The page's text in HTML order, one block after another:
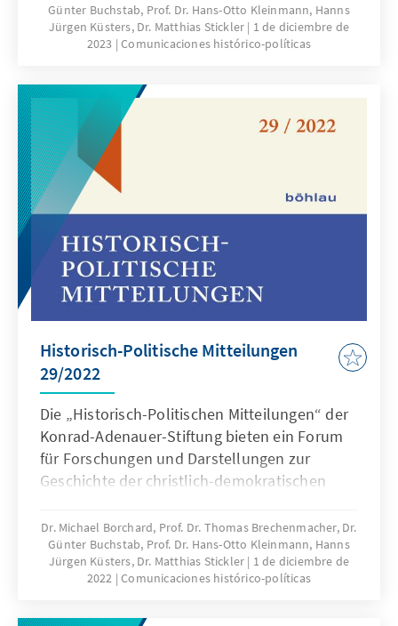
politischen und sozialen Entwicklungen des
19. und 20. Jahrhunderts. Der thematische
Schwerpunkt liegt auf Deutschland und
Europa.
Günter Buchstab, Prof. Dr. Hans-Otto Kleinmann, Hanns
Jürgen Küsters, Dr. Matthias Stickler
1 de diciembre de
2023
Comunicaciones histórico-políticas
Historisch-Politische Mitteilungen
29/2022
Die „Historisch-Politischen Mitteilungen“ der
Konrad-Adenauer-Stiftung bieten ein Forum
für Forschungen und Darstellungen zur
Geschichte der christlich-demokratischen
Vorgeschichte im Kontext der geistigen,
politischen und sozialen Entwicklungen des
19. und 20. Jahrhunderts. Der thematische
Schwerpunkt liegt auf Deutschland und
Europa.
Dr. Michael Borchard, Prof. Dr. Thomas Brechenmacher, Dr.
Günter Buchstab, Prof. Dr. Hans-Otto Kleinmann, Hanns
Jürgen Küsters, Dr. Matthias Stickler
1 de diciembre de
2022 Comunicaciones histórico-políticas